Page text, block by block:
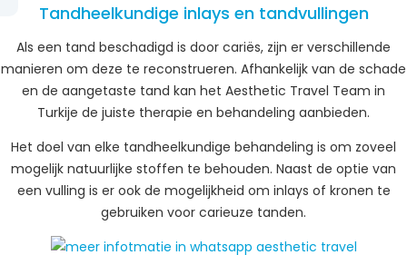
Tandheelkundige inlays en tandvullingen
Als een tand beschadigd is door cariës, zijn er verschillende
manieren om deze te reconstrueren. Afhankelijk van de schade
en de aangetaste tand kan het Aesthetic Travel Team in
Turkije de juiste therapie en behandeling aanbieden.
Het doel van elke tandheelkundige behandeling is om zoveel
mogelijk natuurlijke stoffen te behouden. Naast de optie van
een vulling is er ook de mogelijkheid om inlays of kronen te
gebruiken voor carieuze tanden.